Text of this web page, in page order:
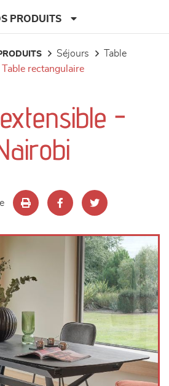
PRODUITS
séjours
table
table rectangulaire
-